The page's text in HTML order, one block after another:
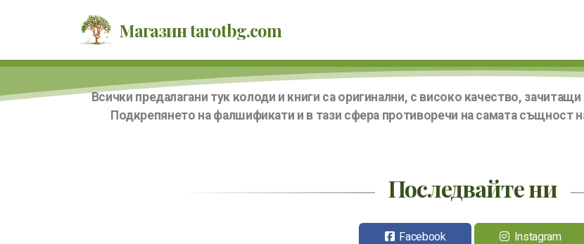
Магазин tarotbg.com
Всички предалагани тук колоди и книги са оригинални, с високо качество,
Подкрепянето на фалшификати и в тази сфера противоречи на самата същност
Последвайте ни
Facebook Instagram